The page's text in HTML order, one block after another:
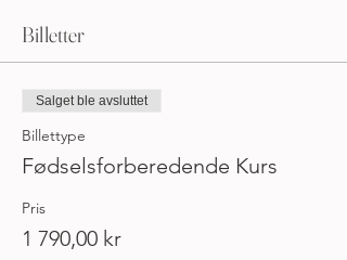
Billetter
Salget ble avsluttet
Billettype
Fødselsforberedende Kurs
Pris
1 790,00 kr